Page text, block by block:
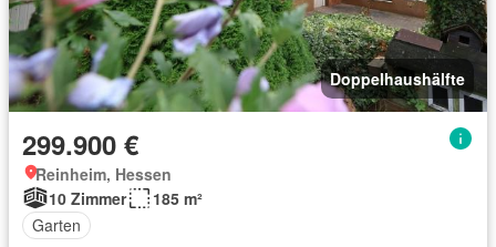
Doppelhaushälfte
299.900 €
Reinheim, Hessen
10 Zimmer
185 m²
Garten